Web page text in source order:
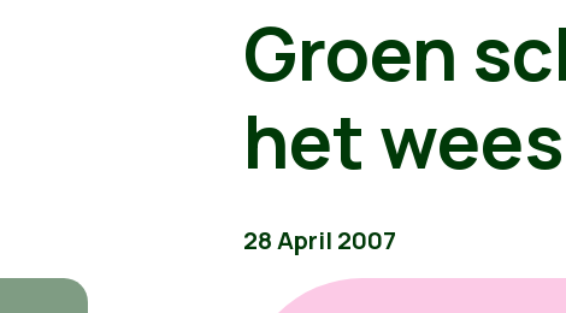
Groen
het
28 April 2007